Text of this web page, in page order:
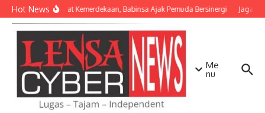
Lewati ke konten
Hot NewsSemangat Kemerdekaan, Babinsa Ajak Pemuda Bersinergi Jaga
Me
nu